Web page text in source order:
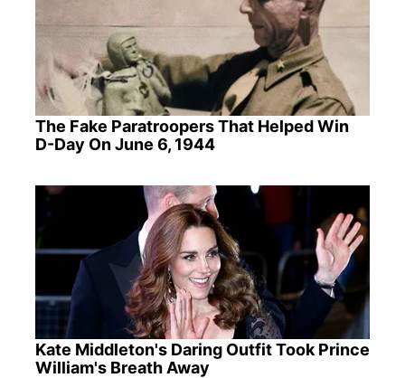
The Fake Paratroopers That Helped Win
D-Day On June 6, 1944
Kate Middleton's Daring Outfit Took Prince
William's Breath Away